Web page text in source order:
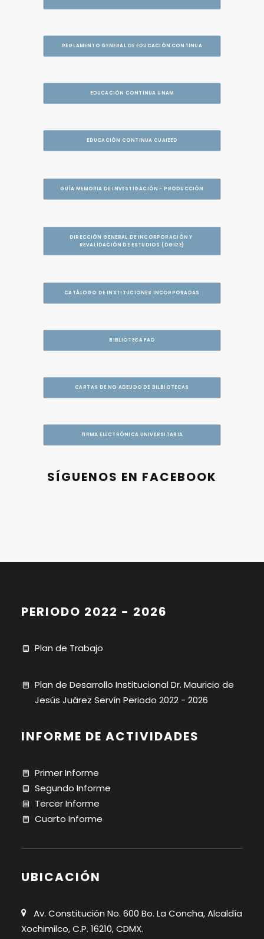
REGLAMENTO GENERAL DE EDUCACIÓN CONTINUA
EDUCACIÓN CONTINUA UNAM
EDUCACIÓN CONTINUA CUAIEED
GUÍA MEMORIA DE INVESTIGACIÓN - PRODUCCIÓN
DIRECCIÓN GENERAL DE INCORPORACIÓN Y
REVALIDACIÓN DE ESTUDIOS (DGIRE)
CATÁLOGO DE INSTITUCIONES INCORPORADAS
BIBLIOTECA FAD
CARTAS DE NO ADEUDO DE BILBIOTECAS
FIRMA ELECTRÓNICA UNIVERSITARIA
SÍGUENOS EN FACEBOOK
PERIODO 2022 - 2026
Plan de Trabajo
Plan de Desarrollo Institucional Dr. Mauricio de
Jesús Juárez Servín Periodo 2022 - 2026
INFORME DE ACTIVIDADES
Primer Informe
Segundo Informe
Tercer Informe
Cuarto Informe
UBICACIÓN
Av. Constitución No. 600 Bo. La Concha, Alcaldía
Xochimilco, C.P. 16210, CDMX.